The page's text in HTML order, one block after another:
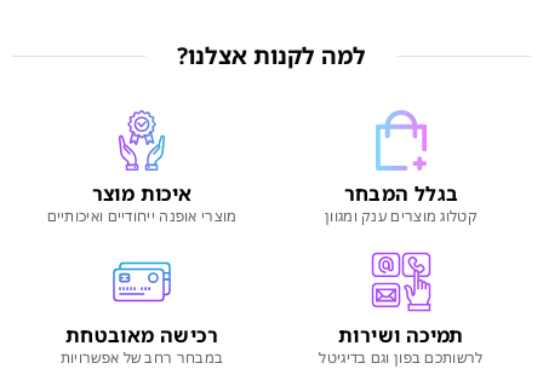
למה לקנות אצלנו?
בגלל המבחר
קטלוג מוצרים ענק ומגוון
איכות מוצר
מוצרי אופנה ייחודיים ואיכותיים
תמיכה ושירות
לרשותכם בפון וגם בדיגיטל
רכישה מאובטחת
במבחר רחב של אפשרויות